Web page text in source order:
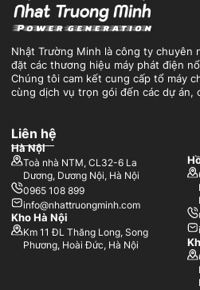
hoặc 60Hz, phù hợp với các tiêu
Kích thước nhỏ gọn:
ưu, giúp tiết kiệm không gian lắp
cao.
Chống ồn và bền bỉ:Trang bị vỏ
giúp máy vận hành êm ái, phù hợp
Hệ thống làm mát hiện đại: Sử
Dễ dàng sửa chữa:
thay thế khi cần thiết.
Điều khiển thông minh:
Tích hợp
phép giám sát và vận hành máy
Nhật Trường Minh là công ty chuyên
đặt các thương hiệu máy phát điện
Chúng tôi cam kết cung cấp tổ máy
cùng dịch vụ trọn gói đến các dự án,
Liên hệ
Hà Nội
Toà nhà NTM, CL32-6 La
Dương, Dương Nội, Hà Nội
0965 108 899
info@nhattruongminh.com
Kho Hà Nội
Km 11 ĐL Thăng Long, Song
Phương, Hoài Đức, Hà Nội